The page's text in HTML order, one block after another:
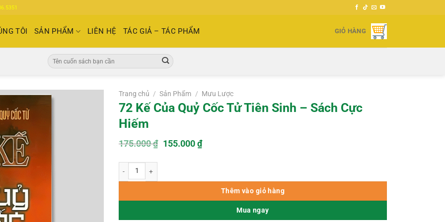
TÔI SẢN PHẨM LIÊN HỆ TÁC GIẢ – TÁC PHẨM GIỎ HÀNG
Tìm
kiếm:
Trang chủ / Sản Phẩm / Mưu Lược
72 Kế Của Quỷ Cốc Tử Tiên Sinh – Sách Cực
Hiếm
175.000₫ Giá
155.000₫Giá
155.000 ₫.
Thêm vào giỏ hàng
Mua ngay